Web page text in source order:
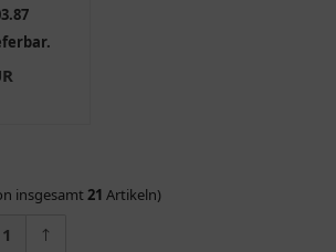
insgesamt 21 Artikeln)
1